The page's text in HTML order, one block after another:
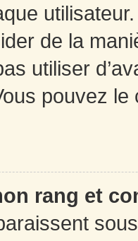
utilisateur.
de la
utiliser
pouvez
rang et